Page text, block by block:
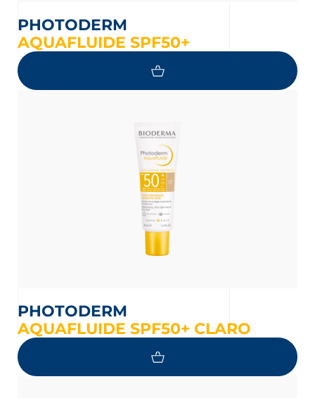
PHOTODERM
AQUAFLUIDE SPF50+
PHOTODERM
AQUAFLUIDE SPF50+ CLARO